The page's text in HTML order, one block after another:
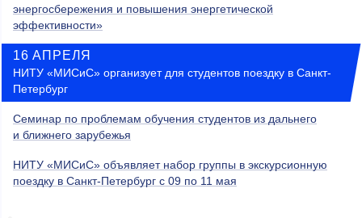
энергосбережения и повышения энергетической
эффективности»
16 АПРЕЛЯ
НИТУ «МИСиС» организует для студентов поездку в Санкт-
Петербург
Семинар по проблемам обучения студентов из дальнего
и ближнего зарубежья
НИТУ «МИСиС» объявляет набор группы в экскурсионную
поездку в Санкт-Петербург с 09 по 11 мая